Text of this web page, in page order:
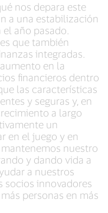
nos depara este
a una estabilización
año pasado.
que también
integradas.
en la
financieros dentro
las características
y seguras y, en
a largo
un
en el juego y en
nuestro
y dando vida a
a nuestros
socios innovadores
personas en más